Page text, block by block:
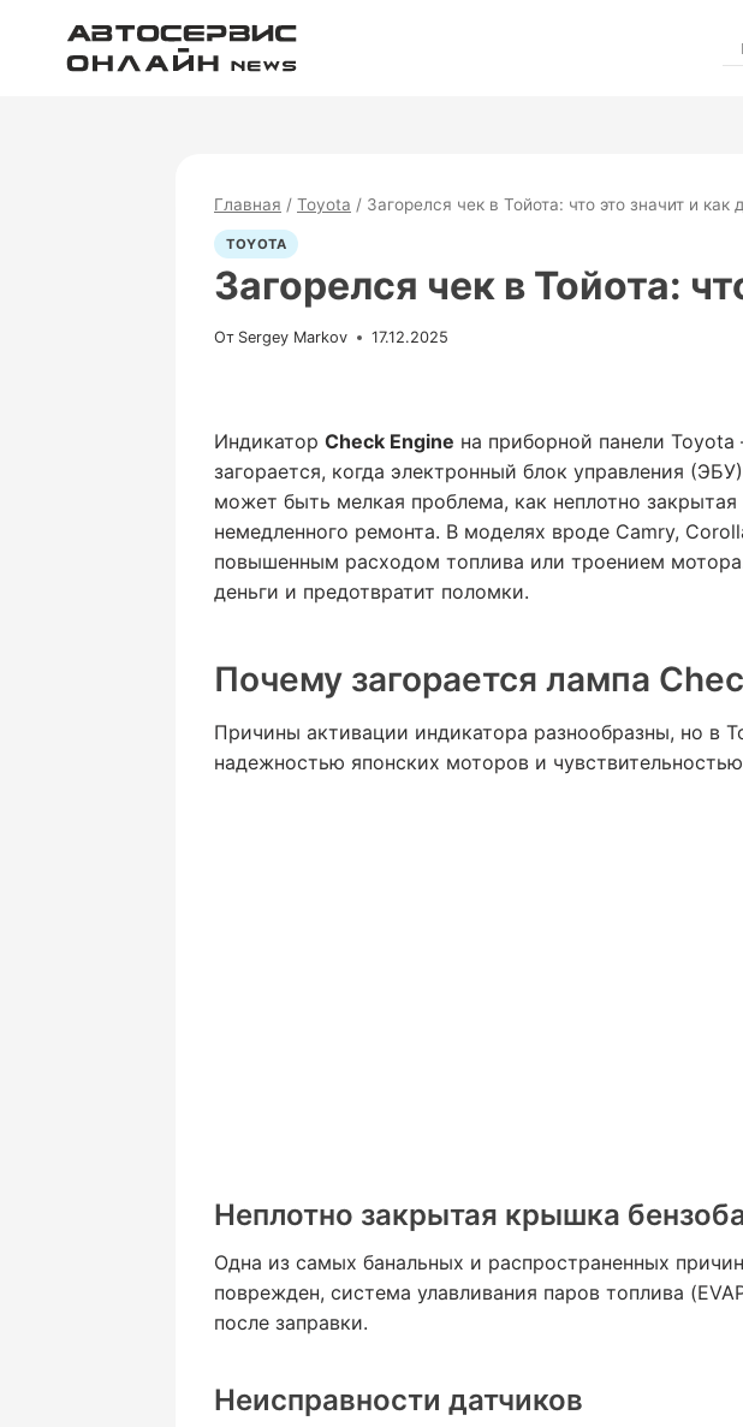
содержимому
Главная / Toyota / Загорелся чек в Тойота: что это значит и как
TOYOTA
Загорелся чек в Тойота:
От Sergey Markov 17.12.2025
Индикатор Check Engine на приборной панели
загорается, когда электронный блок управления
может быть мелкая проблема, как неплотно
немедленного ремонта. В моделях вроде Camry,
повышенным расходом топлива или троением
деньги и предотвратит поломки.
Почему загорается лампа
Причины активации индикатора разнообразны, но в
надежностью японских моторов и
Неплотно закрытая крышка
Одна из самых банальных и распространенных
поврежден, система улавливания паров топлива
после заправки.
Неисправности датчиков